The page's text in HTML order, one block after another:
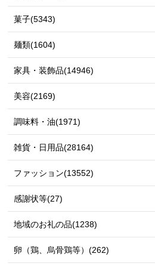
菓子(5343)
麺類(1604)
家具・装飾品(14946)
美容(2169)
調味料・油(1971)
雑貨・日用品(28164)
ファッション(13552)
感謝状等(27)
地域のお礼の品(1238)
卵（鶏、烏骨鶏等）(262)